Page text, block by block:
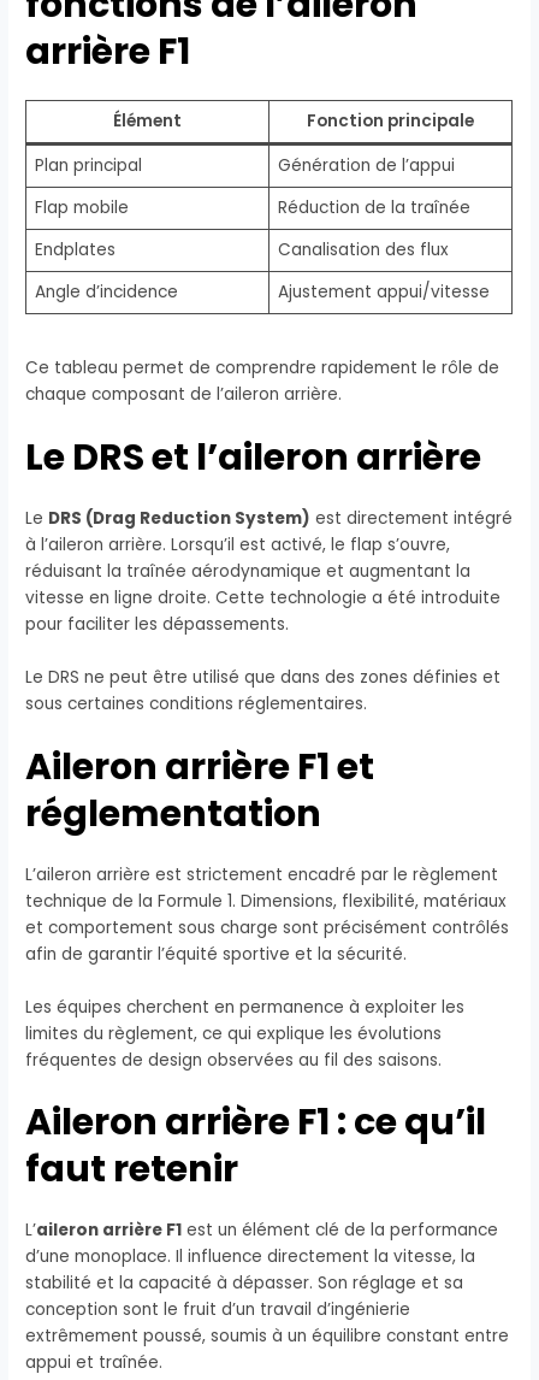
arrière F1
Élément
Fonction principale
Plan principal
Génération de l’appui
Flap mobile
Réduction de la traînée
Endplates
Canalisation des flux
Angle d’incidence
Ajustement appui/vitesse
Ce tableau permet de comprendre rapidement le rôle de
chaque composant de l’aileron arrière.
Le DRS et l’aileron arrière
Le DRS (Drag Reduction System) est directement intégré
à l’aileron arrière. Lorsqu’il est activé, le flap s’ouvre,
réduisant la traînée aérodynamique et augmentant la
vitesse en ligne droite. Cette technologie a été introduite
pour faciliter les dépassements.
Le DRS ne peut être utilisé que dans des zones définies et
sous certaines conditions réglementaires.
Aileron arrière F1 et
réglementation
L’aileron arrière est strictement encadré par le règlement
technique de la Formule 1. Dimensions, flexibilité, matériaux
et comportement sous charge sont précisément contrôlés
afin de garantir l’équité sportive et la sécurité.
Les équipes cherchent en permanence à exploiter les
limites du règlement, ce qui explique les évolutions
fréquentes de design observées au fil des saisons.
Aileron arrière F1 : ce qu’il
faut retenir
L’aileron arrière F1 est un élément clé de la performance
d’une monoplace. Il influence directement la vitesse, la
stabilité et la capacité à dépasser. Son réglage et sa
conception sont le fruit d’un travail d’ingénierie
extrêmement poussé, soumis à un équilibre constant entre
appui et traînée.